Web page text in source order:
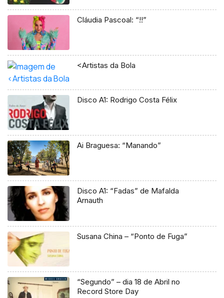
Cláudia Pascoal: “!!”
<Artistas da Bola
Disco A1: Rodrigo Costa Félix
Ai Braguesa: “Manando”
Disco A1: “Fadas” de Mafalda
Arnauth
Susana China – “Ponto de Fuga”
“Segundo” – dia 18 de Abril no
Record Store Day